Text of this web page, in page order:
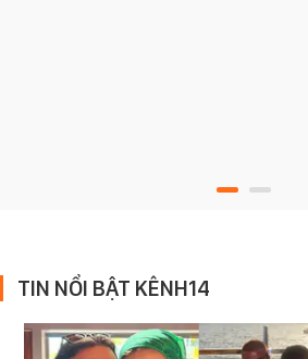
TIN NỔI BẬT KÊNH14